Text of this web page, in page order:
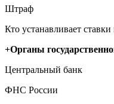
Штраф
Кто устанавливает
+Органы
Центральный банк
ФНС России